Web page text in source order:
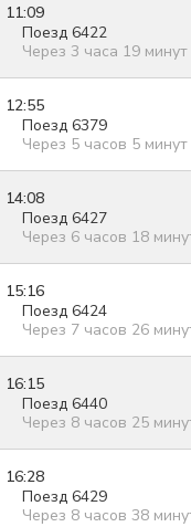
11:09
Поезд 6422
Через 3 часа 19 минут
12:55
Поезд 6379
Через 5 часов 5 минут
14:08
Поезд 6427
Через 6 часов 18
15:16
Поезд 6424
Через 7 часов 26
16:15
Поезд 6440
Через 8 часов 25
16:28
Поезд 6429
Через 8 часов 38